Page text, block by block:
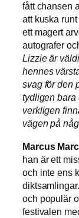
fått chansen
att kuska
ett magert
autografer
Lizzie är
hennes
svag för den
tydligen bara
verkligen
vägen på
Marcus
han är ett
och inte ens
och populär
festivalen